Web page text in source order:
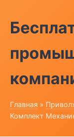
Главная »
Комплект